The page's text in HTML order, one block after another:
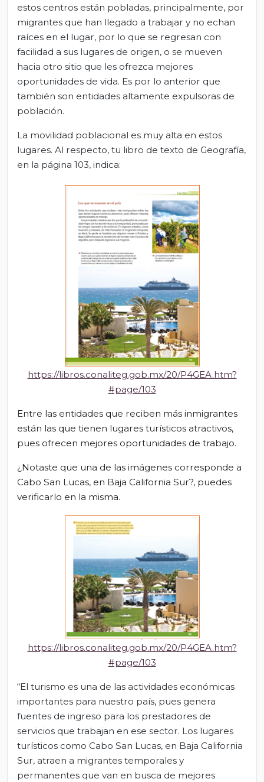
estos centros están pobladas, principalmente, por
migrantes que han llegado a trabajar y no echan
raíces en el lugar, por lo que se regresan con
facilidad a sus lugares de origen, o se mueven
hacia otro sitio que les ofrezca mejores
oportunidades de vida. Es por lo anterior que
también son entidades altamente expulsoras de
población.
La movilidad poblacional es muy alta en estos
lugares. Al respecto, tu libro de texto de Geografía,
en la página 103, indica:
https://libros.conaliteg.gob.mx/20/P4GEA.htm?
#page/103
Entre las entidades que reciben más inmigrantes
están las que tienen lugares turísticos atractivos,
pues ofrecen mejores oportunidades de trabajo.
¿Notaste que una de las imágenes corresponde a
Cabo San Lucas, en Baja California Sur?, puedes
verificarlo en la misma.
https://libros.conaliteg.gob.mx/20/P4GEA.htm?
#page/103
“El turismo es una de las actividades económicas
importantes para nuestro país, pues genera
fuentes de ingreso para los prestadores de
servicios que trabajan en ese sector. Los lugares
turísticos como Cabo San Lucas, en Baja California
Sur, atraen a migrantes temporales y
permanentes que van en busca de mejores